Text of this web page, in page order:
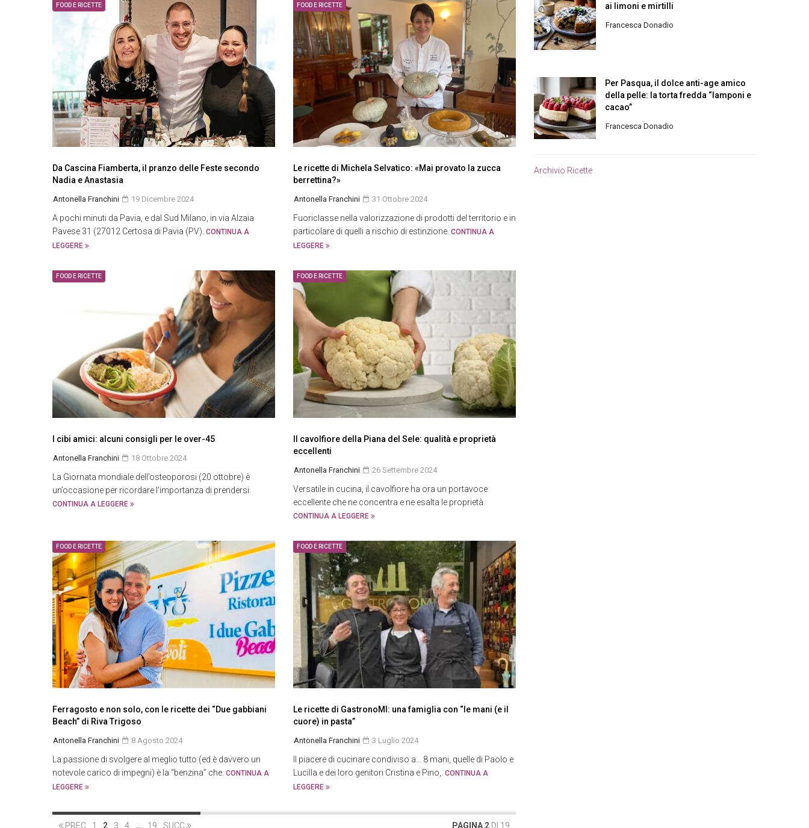
FOOD E RICETTE
Da Cascina Fiamberta, il pranzo delle Feste secondo
Nadia e Anastasia
Antonella Franchini 19 Dicembre 2024
A pochi minuti da Pavia, e dal Sud Milano, in via Alzaia
Pavese 31 (27012 Certosa di Pavia (PV). CONTINUA A
LEGGERE
FOOD E RICETTE
Le ricette di Michela Selvatico: «Mai provato la zucca
berrettina?»
Antonella Franchini 31 Ottobre 2024
Fuoriclasse nella valorizzazione di prodotti del territorio e in
particolare di quelli a rischio di estinzione. CONTINUA A
LEGGERE
FOOD E RICETTE
I cibi amici: alcuni consigli per le over-45
Antonella Franchini 18 Ottobre 2024
La Giornata mondiale dell’osteoporosi (20 ottobre) è
un’occasione per ricordare l’importanza di prendersi.
CONTINUA A LEGGERE
FOOD E RICETTE
Il cavolfiore della Piana del Sele: qualità e proprietà
eccellenti
Antonella Franchini 26 Settembre 2024
Versatile in cucina, il cavolfiore ha ora un portavoce
eccellente che ne concentra e ne esalta le proprietà.
CONTINUA A LEGGERE
FOOD E RICETTE
Ferragosto e non solo, con le ricette dei “Due gabbiani
Beach” di Riva Trigoso
Antonella Franchini 8 Agosto 2024
La passione di svolgere al meglio tutto (ed è davvero un
notevole carico di impegni) è la “benzina” che. CONTINUA A
LEGGERE
FOOD E RICETTE
Le ricette di GastronoMI: una famiglia con “le mani (e il
cuore) in pasta”
Antonella Franchini 3 Luglio 2024
Il piacere di cucinare condiviso a… 8 mani, quelle di Paolo e
Lucilla e dei loro genitori Cristina e Pino,. CONTINUA A
LEGGERE
PREC 1 2 3 4 … 19 SUCC PAGINA 2 DI 19
ai limoni e mirtilli
Francesca Donadio
Per Pasqua, il dolce anti-age amico
della pelle: la torta fredda “lamponi e
cacao”
Francesca Donadio
Archivio Ricette